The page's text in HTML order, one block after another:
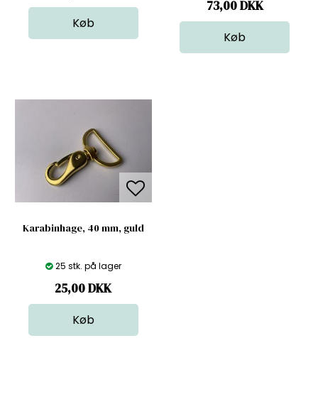
73,00DKK
Karabinhage, 40 mm, guld
25 stk. på lager
25,00DKK